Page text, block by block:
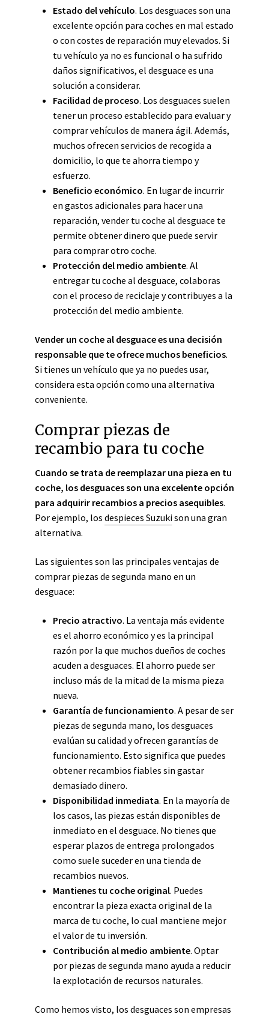
Estado del vehículo. Los desguaces son una
excelente opción para coches en mal estado
o con costes de reparación muy elevados. Si
tu vehículo ya no es funcional o ha sufrido
daños significativos, el desguace es una
solución a considerar.
Facilidad de proceso. Los desguaces suelen
tener un proceso establecido para evaluar y
comprar vehículos de manera ágil. Además,
muchos ofrecen servicios de recogida a
domicilio, lo que te ahorra tiempo y
esfuerzo.
Beneficio económico. En lugar de incurrir
en gastos adicionales para hacer una
reparación, vender tu coche al desguace te
permite obtener dinero que puede servir
para comprar otro coche.
Protección del medio ambiente. Al
entregar tu coche al desguace, colaboras
con el proceso de reciclaje y contribuyes a la
protección del medio ambiente.
Vender un coche al desguace es una decisión
responsable que te ofrece muchos beneficios.
Si tienes un vehículo que ya no puedes usar,
considera esta opción como una alternativa
conveniente.
Comprar piezas de
recambio para tu coche
Cuando se trata de reemplazar una pieza en tu
coche, los desguaces son una excelente opción
para adquirir recambios a precios asequibles.
Por ejemplo, los despieces Suzukison una gran
alternativa.
Las siguientes son las principales ventajas de
comprar piezas de segunda mano en un
desguace:
Precio atractivo. La ventaja más evidente
es el ahorro económico y es la principal
razón por la que muchos dueños de coches
acuden a desguaces. El ahorro puede ser
incluso más de la mitad de la misma pieza
nueva.
Garantía de funcionamiento. A pesar de ser
piezas de segunda mano, los desguaces
evalúan su calidad y ofrecen garantías de
funcionamiento. Esto significa que puedes
obtener recambios fiables sin gastar
demasiado dinero.
Disponibilidad inmediata. En la mayoría de
los casos, las piezas están disponibles de
inmediato en el desguace. No tienes que
esperar plazos de entrega prolongados
como suele suceder en una tienda de
recambios nuevos.
Mantienes tu coche original. Puedes
encontrar la pieza exacta original de la
marca de tu coche, lo cual mantiene mejor
el valor de tu inversión.
Contribución al medio ambiente. Optar
por piezas de segunda mano ayuda a reducir
la explotación de recursos naturales.
Como hemos visto, los desguaces son empresas